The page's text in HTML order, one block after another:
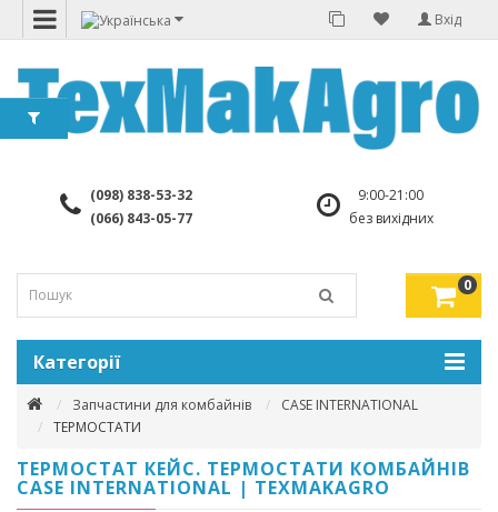
Вхід
(098) 838-53-32
(066) 843-05-77
9:00-21:00
без вихідних
0
Категорії
Запчастини для комбайнів
CASE INTERNATIONAL
ТЕРМОСТАТИ
ТЕРМОСТАТ КЕЙС. ТЕРМОСТАТИ КОМБАЙНІВ
CASE INTERNATIONAL | TEXMAKAGRO